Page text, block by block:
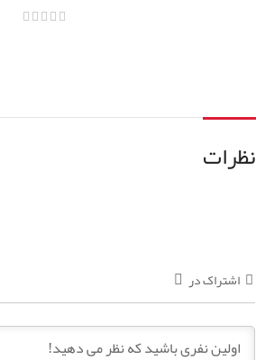
نظرات
اشتراک در